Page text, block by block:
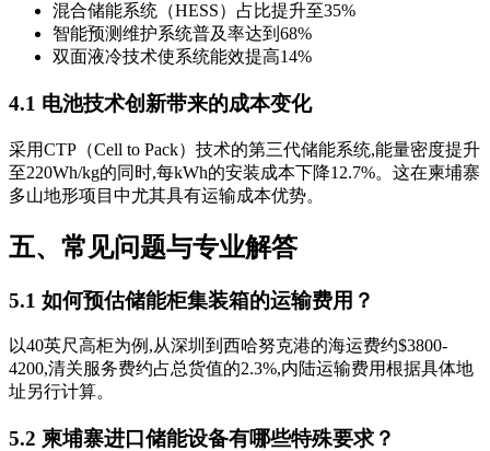
混合储能系统（HESS）占比提升至35%
智能预测维护系统普及率达到68%
双面液冷技术使系统能效提高14%
4.1 电池技术创新带来的成本变化
采用CTP（Cell to Pack）技术的第三代储能系统,能量密度提升
至220Wh/kg的同时,每kWh的安装成本下降12.7%。这在柬埔寨
多山地形项目中尤其具有运输成本优势。
五、常见问题与专业解答
5.1 如何预估储能柜集装箱的运输费用？
以40英尺高柜为例,从深圳到西哈努克港的海运费约$3800-
4200,清关服务费约占总货值的2.3%,内陆运输费用根据具体地
址另行计算。
5.2 柬埔寨进口储能设备有哪些特殊要求？